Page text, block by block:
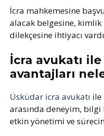
İcra mahkemesine
alacak belgesine,
dilekçesine ihtiyacı
İcra avukatı ile
avantajları
Üsküdar icra avukatı ile
arasında deneyim,
etkin yönetimi ve sürecin